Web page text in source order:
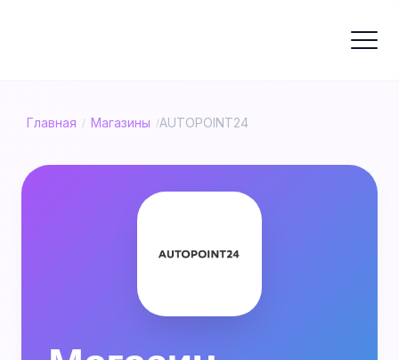
Главная / Магазины /AUTOPOINT24